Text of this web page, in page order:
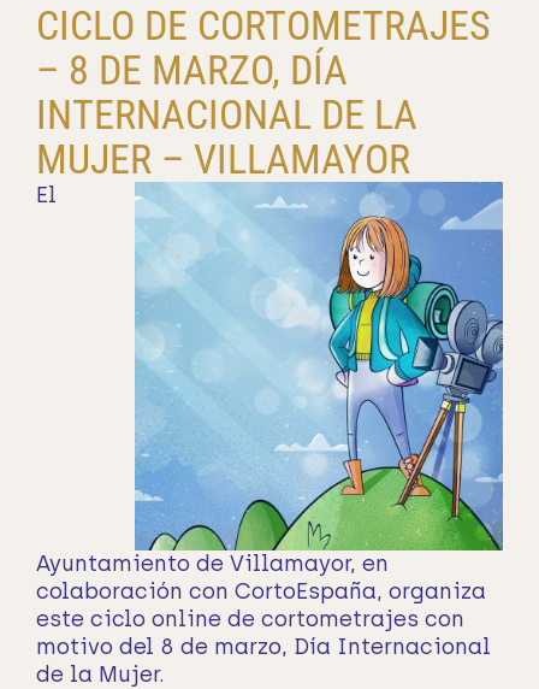
CICLO DE CORTOMETRAJES
– 8 DE MARZO, DÍA
INTERNACIONAL DE LA
MUJER – VILLAMAYOR
El
Ayuntamiento de Villamayor, en
colaboración con CortoEspaña, organiza
este ciclo online de cortometrajes con
motivo del 8 de marzo, Día Internacional
de la Mujer.